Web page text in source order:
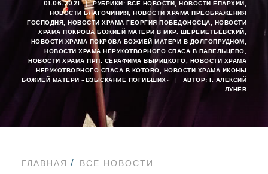
01.06.2021 | РУБРИКИ: ВСЕ НОВОСТИ НОВОСТИ ЕПАРХИИ
НОВОСТИ БЛАГОЧИНИЯ
НОВОСТИ ХРАМА ПРЕОБРАЖЕНИЯ
ГОСПОДНЯ
НОВОСТИ ХРАМА ГЕОРГИЯ ПОБЕДОНОСЦА
НОВОСТИ
ХРАМА ПОКРОВА БОЖИЕЙ МАТЕРИ В МКР. ШЕРЕМЕТЬЕВСКИЙ
НОВОСТИ ХРАМА ПОКРОВА БОЖИЕЙ МАТЕРИ В ДОЛГОПРУДНОМ
НОВОСТИ ХРАМА НЕРУКОТВОРНОГО СПАСА В ПАВЕЛЬЦЕВО
НОВОСТИ ХРАМА ПРП. СЕРАФИМА ВЫРИЦКОГО
НОВОСТИ ХРАМА
НЕРУКОТВОРНОГО СПАСА В КОТОВО
НОВОСТИ ХРАМА ИКОНЫ
БОЖИЕЙ МАТЕРИ «ВЗЫСКАНИЕ ПОГИБШИХ»
| АВТОР: I. АЛЕКСИЙ
ЛУНЁВ
ГЛАВНАЯ ВСЕ НОВОСТИ